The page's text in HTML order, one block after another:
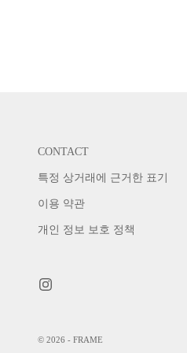
CONTACT
특정 상거래에 근거한 표기
이용 약관
개인 정보 보호 정책
© 2026 - FRAME